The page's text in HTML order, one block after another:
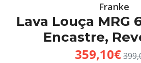
Franke
Lava Louça MRG
Encastre,
359,10€